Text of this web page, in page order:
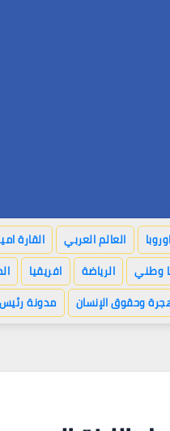
اوروبا العالم العربي القارة
وطني الرياضة افريقيا
وحقوق الإنسان مدونة